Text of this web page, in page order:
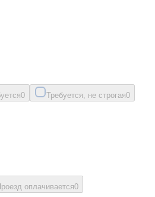
0 Требуется, не строгая0
оплачивается0